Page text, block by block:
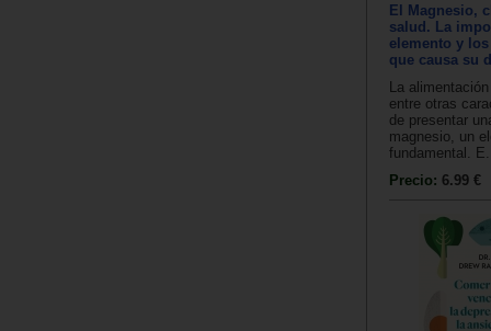
El Magnesio,
salud. La
elemento y
que causa su
La
entre otras
de presentar
magnesio, un
fundamental.
Precio: 6.99 €